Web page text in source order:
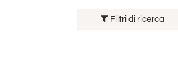
Filtri di ricerca